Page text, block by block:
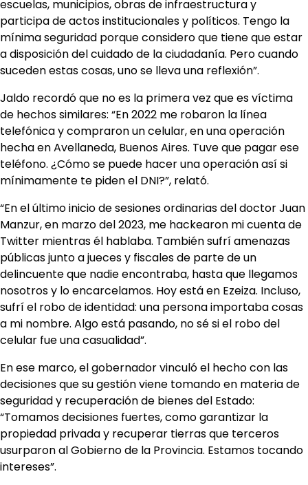
escuelas, municipios, obras de infraestructura y
participa de actos institucionales y políticos. Tengo la
mínima seguridad porque considero que tiene que estar
a disposición del cuidado de la ciudadanía. Pero cuando
suceden estas cosas, uno se lleva una reflexión”.
Jaldo recordó que no es la primera vez que es víctima
de hechos similares: “En 2022 me robaron la línea
telefónica y compraron un celular, en una operación
hecha en Avellaneda, Buenos Aires. Tuve que pagar ese
teléfono. ¿Cómo se puede hacer una operación así si
mínimamente te piden el DNI?”, relató.
“En el último inicio de sesiones ordinarias del doctor Juan
Manzur, en marzo del 2023, me hackearon mi cuenta de
Twitter mientras él hablaba. También sufrí amenazas
públicas junto a jueces y fiscales de parte de un
delincuente que nadie encontraba, hasta que llegamos
nosotros y lo encarcelamos. Hoy está en Ezeiza. Incluso,
sufrí el robo de identidad: una persona importaba cosas
a mi nombre. Algo está pasando, no sé si el robo del
celular fue una casualidad”.
En ese marco, el gobernador vinculó el hecho con las
decisiones que su gestión viene tomando en materia de
seguridad y recuperación de bienes del Estado:
“Tomamos decisiones fuertes, como garantizar la
propiedad privada y recuperar tierras que terceros
usurparon al Gobierno de la Provincia. Estamos tocando
intereses”.